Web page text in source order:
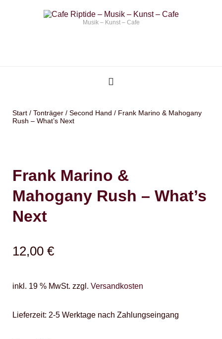
Musik – Kunst – Cafe
Start / Tonträger / Second Hand / Frank Marino & Mahogany
Rush – What’s Next
Frank Marino &
Mahogany Rush – What’s
Next
12,00 €
inkl. 19 % MwSt. zzgl. Versandkosten
Lieferzeit: 2-5 Werktage nach Zahlungseingang